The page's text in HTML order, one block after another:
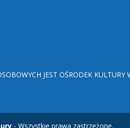
JEST OŚRODEK
- Wszystkie prawa zastrzeżone.